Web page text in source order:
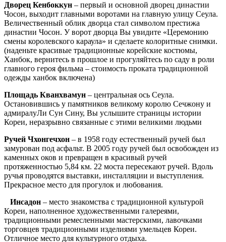
Дворец Кенбоккун – первый и основной дворец династии
Чосон, выходит главными воротами на главную улицу Сеула.
Величественный облик дворца стал символом престижа
династии Чосон. У ворот дворца Вы увидите «Церемонию
смены королевского караула» и сделаете колоритные снимки.
(наденьте красивые традиционные корейские костюмы,
Ханбок, вернитесь в прошлое и прогуляйтесь по саду в роли
главного героя фильма – стоимость проката традиционной
одежды ханбок включена)
Площадь Кванхвамун – центральная ось Сеула.
Остановившись у памятников великому королю Сечжону и
адмиралуЛи Сун Сину, Вы услышите страницы истории
Кореи, неразрывно связанные с этими великими людьми
Ручей Чхонгечхон – в 1958 году естественный ручей был
замурован под асфальт. В 2005 году ручей был освобожден из
каменных оков и превращен в красивый ручей
протяженностью 5,84 км. 22 моста пересекают ручей. Вдоль
ручья проводятся выставки, инсталляции и выступления.
Прекрасное место для прогулок и любования.
Инсадон – место знакомства с традиционной культурой
Кореи, наполненное художественными галереями,
традиционными ремесленными мастерскими, лавочками
торговцев традиционными изделиями умельцев Кореи.
Отличное место для культурного отдыха.